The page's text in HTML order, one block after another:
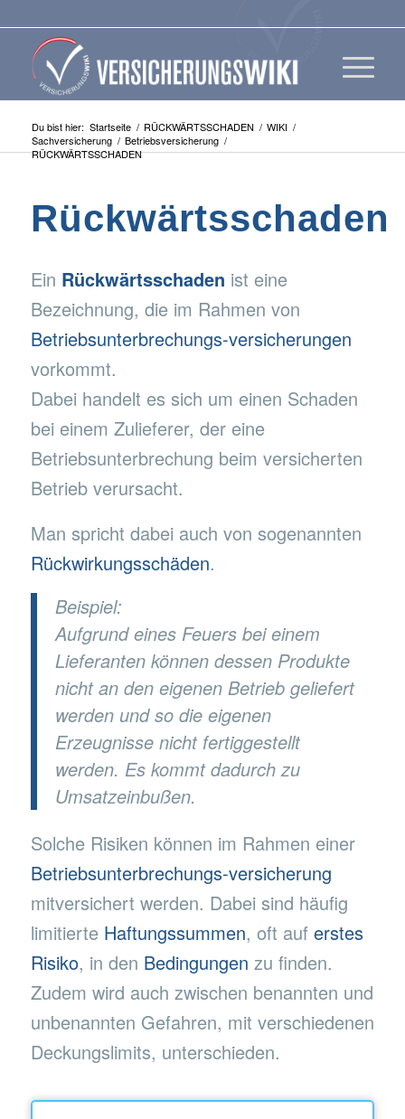
Du bist hier: Startseite / RÜCKWÄRTSSCHADEN / WIKI /
Sachversicherung / Betriebsversicherung /
RÜCKWÄRTSSCHADEN
Rückwärtsschaden
Ein Rückwärtsschaden ist eine
Bezeichnung, die im Rahmen von
Betriebsunterbrechungs-versicherungen
vorkommt.
Dabei handelt es sich um einen Schaden
bei einem Zulieferer, der eine
Betriebsunterbrechung beim versicherten
Betrieb verursacht.
Man spricht dabei auch von sogenannten
Rückwirkungsschäden.
Beispiel:
Aufgrund eines Feuers bei einem
Lieferanten können dessen Produkte
nicht an den eigenen Betrieb geliefert
werden und so die eigenen
Erzeugnisse nicht fertiggestellt
werden. Es kommt dadurch zu
Umsatzeinbußen.
Solche Risiken können im Rahmen einer
Betriebsunterbrechungs-versicherung
mitversichert werden. Dabei sind häufig
limitierte Haftungssummen, oft auf erstes
Risiko, in den Bedingungen zu finden.
Zudem wird auch zwischen benannten und
unbenannten Gefahren, mit verschiedenen
Deckungslimits, unterschieden.